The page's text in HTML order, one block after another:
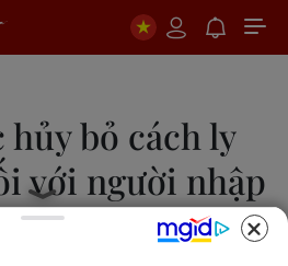
bỏ cách ly
với người nhập